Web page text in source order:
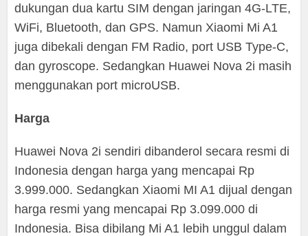
dukungan dua kartu SIM dengan jaringan 4G-LTE,
WiFi, Bluetooth, dan GPS. Namun Xiaomi Mi A1
juga dibekali dengan FM Radio, port USB Type-C,
dan gyroscope. Sedangkan Huawei Nova 2i masih
menggunakan port microUSB.
Harga
Huawei Nova 2i sendiri dibanderol secara resmi di
Indonesia dengan harga yang mencapai Rp
3.999.000. Sedangkan Xiaomi MI A1 dijual dengan
harga resmi yang mencapai Rp 3.099.000 di
Indonesia. Bisa dibilang Mi A1 lebih unggul dalam